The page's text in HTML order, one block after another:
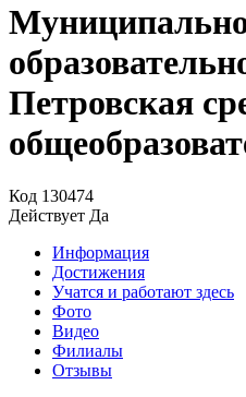
Петровская
Код 130474
Действует Да
Информация
Достижения
Учатся и работают здесь
Фото
Видео
Филиалы
Отзывы